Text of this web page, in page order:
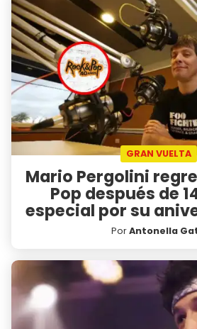
GRAN VUELTA
Mario Pergolini
Pop después de
especial por su
PorAntonella